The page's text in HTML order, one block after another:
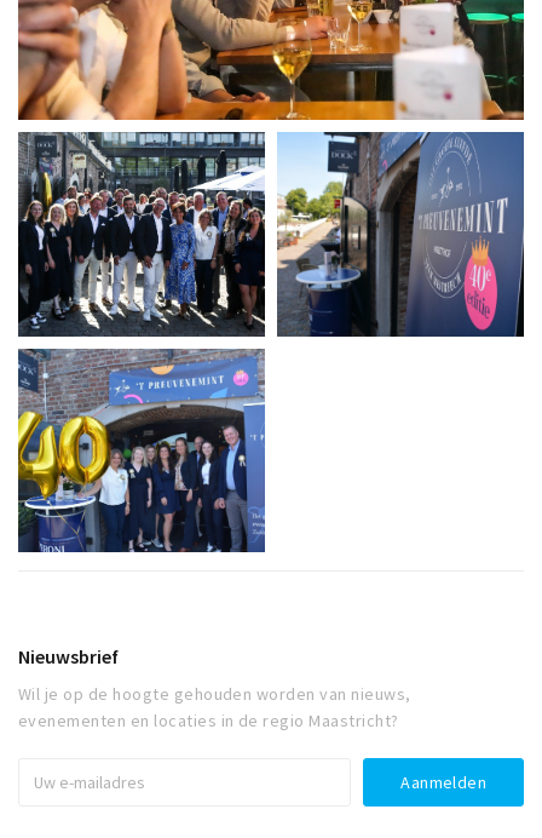
Nieuwsbrief
Wil je op de hoogte gehouden worden van nieuws,
evenementen en locaties in de regio Maastricht?